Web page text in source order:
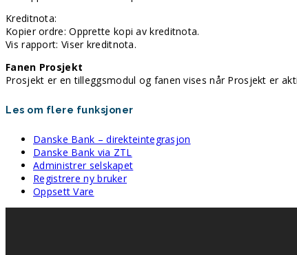
Kreditnota:
Kopier ordre: Opprette kopi av kreditnota.
Vis rapport: Viser kreditnota.
Fanen Prosjekt
Prosjekt er en tilleggsmodul og fanen vises når Prosjekt er
Les om flere funksjoner
Danske Bank – direkteintegrasjon
Danske Bank via ZTL
Administrer selskapet
Registrere ny bruker
Oppsett Vare